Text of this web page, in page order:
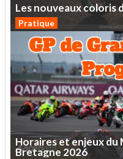
Lesnouveauxcoloris
Pratique
Horairesetenjeuxdu
Bretagne 2026